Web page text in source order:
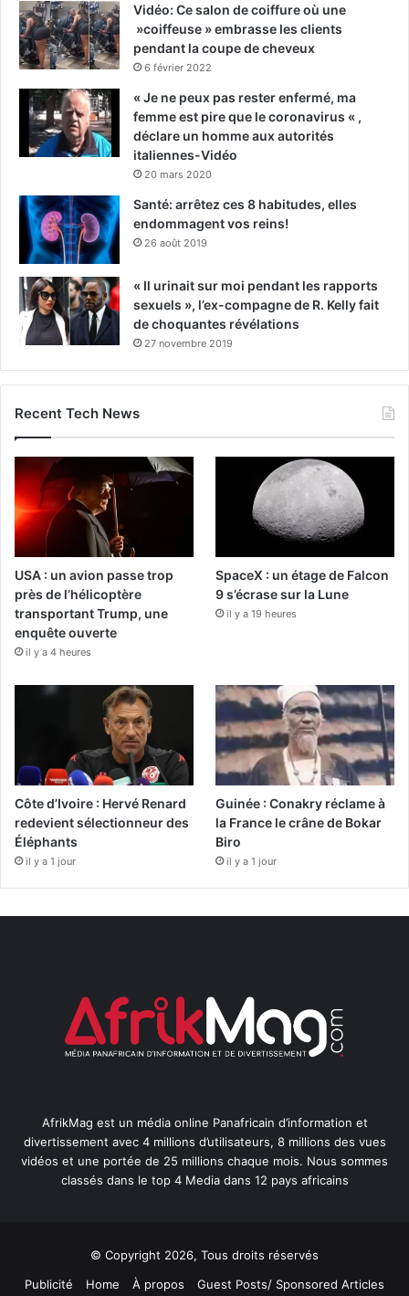
Vidéo: Ce salon de coiffure où une
»coiffeuse » embrasse les clients
pendant la coupe de cheveux
6 février 2022
« Je ne peux pas rester enfermé, ma
femme est pire que le coronavirus « ,
déclare un homme aux autorités
italiennes-Vidéo
20 mars 2020
Santé: arrêtez ces 8 habitudes, elles
endommagent vos reins!
26 août 2019
« Il urinait sur moi pendant les rapports
sexuels », l’ex-compagne de R. Kelly fait
de choquantes révélations
27 novembre 2019
Recent Tech News
USA : un avion passe trop
près de l’hélicoptère
transportant Trump, une
enquête ouverte
il y a 4 heures
SpaceX : un étage de Falcon
9 s’écrase sur la Lune
il y a 19 heures
Côte d’Ivoire : Hervé Renard
redevient sélectionneur des
Éléphants
il y a 1 jour
Guinée : Conakry réclame à
la France le crâne de Bokar
Biro
il y a 1 jour
AfrikMag est un média online Panafricain d’information et
divertissement avec 4 millions d’utilisateurs, 8 millions des vues
vidéos et une portée de 25 millions chaque mois. Nous sommes
classés dans le top 4 Media dans 12 pays africains
© Copyright 2026, Tous droits réservés
Publicité
Home À propos Guest Posts/ Sponsored Articles